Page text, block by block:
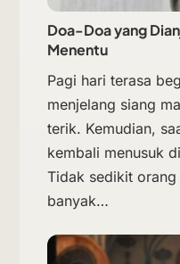
Doa-Doa yang
Menentu
Pagi hari terasa
menjelang siang
terik. Kemudian,
kembali menusuk
Tidak sedikit
banyak…